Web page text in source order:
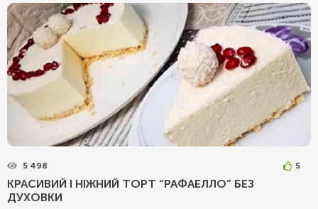
5 498 5
КРАСИВИЙ І НІЖНИЙ ТОРТ “РАФАЕЛЛО” БЕЗ
ДУХОВКИ